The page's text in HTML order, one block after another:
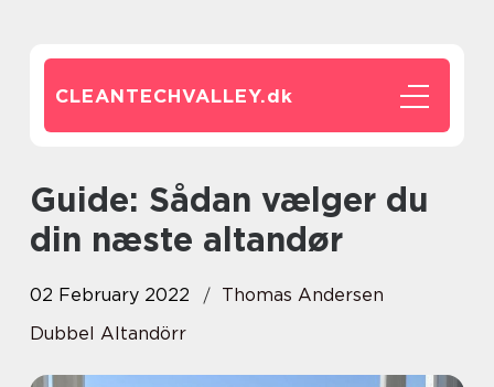
CLEANTECHVALLEY.dk
Guide: Sådan vælger du
din næste altandør
02 February 2022
Thomas Andersen
Dubbel Altandörr